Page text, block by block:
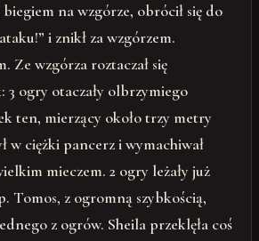
na wzgórze, obrócił się do
i znikł za wzgórzem.
Ze wzgórza roztaczał się
3 ogry otaczały olbrzymiego
ten, mierzący około trzy metry
w ciężki pancerz i wymachiwał
mieczem. 2 ogry leżały już
Tomos, z ogromną szybkością,
z ogrów. Sheila przeklęła coś